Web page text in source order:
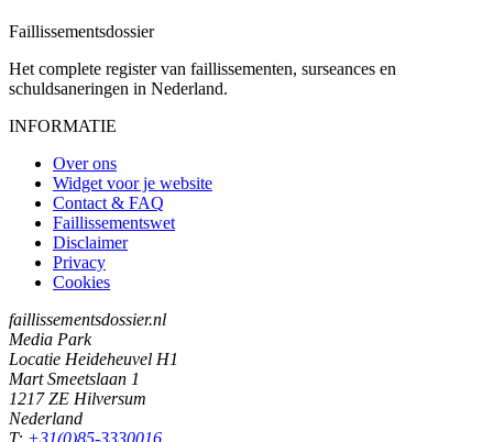
Faillissementsdossier
Het complete register van faillissementen, surseances en
schuldsaneringen in Nederland.
INFORMATIE
Over ons
Widget voor je website
Contact & FAQ
Faillissementswet
Disclaimer
Privacy
Cookies
faillissementsdossier.nl
Media Park
Locatie Heideheuvel H1
Mart Smeetslaan 1
1217 ZE Hilversum
Nederland
T: +31(0)85-3330016